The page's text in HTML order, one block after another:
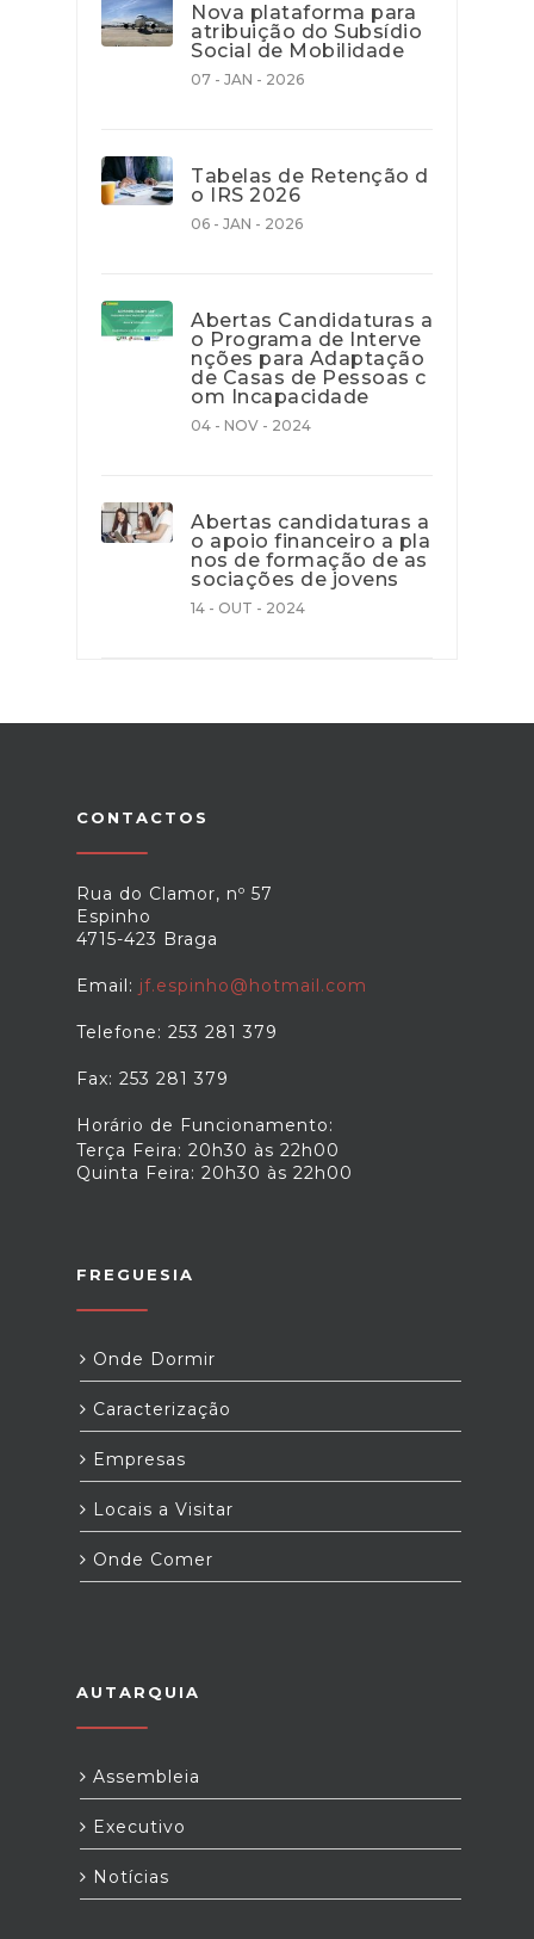
Nova plataforma para
atribuição do Subsídio
Social de Mobilidade
07 - JAN - 2026
Tabelas de Retenção d
o IRS 2026
06 - JAN - 2026
Abertas Candidaturas a
o Programa de Interve
nções para Adaptação
de Casas de Pessoas c
om Incapacidade
04 - NOV - 2024
Abertas candidaturas a
o apoio financeiro a pla
nos de formação de as
sociações de jovens
14 - OUT - 2024
CONTACTOS
Rua do Clamor, nº 57
Espinho
4715-423 Braga
Email: jf.espinho@hotmail.com
Telefone: 253 281 379
Fax: 253 281 379
Horário de Funcionamento:
Terça Feira: 20h30 às 22h00
Quinta Feira: 20h30 às 22h00
FREGUESIA
Onde Dormir
Caracterização
Empresas
Locais a Visitar
Onde Comer
AUTARQUIA
Assembleia
Executivo
Notícias